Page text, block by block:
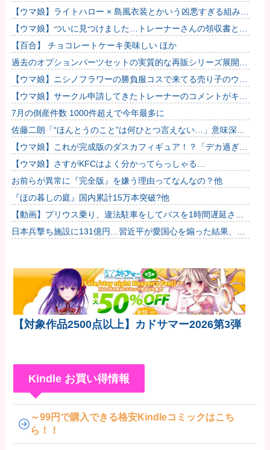
つくスティルトレ漫画」
【ウマ娘】ライトハロー × 島風衣装とかいう凶悪すぎる組み合
わせｗｗｗ「大変なことに…」
【ウマ娘】ついに見つけました…トレーナーさんの領収書と給
与明細！！
【百合】 チョコレートケーキ美味しい ほか
過去のオプションパーツセットの実質的な再販シリーズ展開止
まるの早すぎない？
【ウマ娘】ニシノフラワーの勝負服コスで来てる売り子のウマ
娘！？
【ウマ娘】サークル申請してきたトレーナーのコメントがキモ
すぎて草ｗｗｗ「このまま成長したらどうなるんや…」
7月の倒産件数 1000件超えで今年最多に
佐藤二朗「“ほんとうのこと”は何ひとつ言えない…」意味深投
稿に憶測殺到
【ウマ娘】これが完成版のダスカフィギュア！？「デカ過ぎん
だろ…」
【ウマ娘】さすがKFCはよく分かってらっしゃる…
お前らが異常に『完全版』を嫌う理由ってなんなの？他
『ほの暮しの庭』国内累計15万本突破?他
【動画】プリウス乗り、違法駐車をしてバスを1時間遅延させ
てしまった模様
日本兵撃ち施設に131億円…習近平が愛国心を煽った結果、
【対象作品2500点以上】カドサマー2026第3弾
Kindle お買い得情報
～99円で購入できる格安Kindleコミックはこち
ら！！